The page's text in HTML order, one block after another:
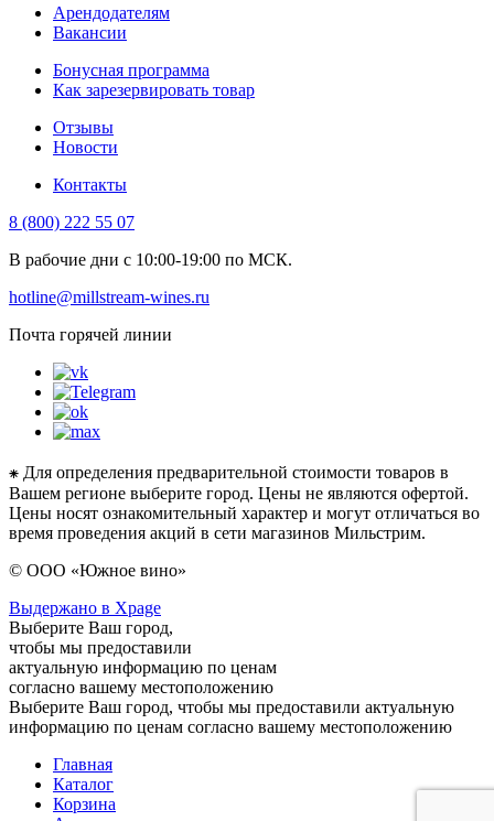
Арендодателям
Вакансии
Бонусная программа
Как зарезервировать товар
Отзывы
Новости
Контакты
8 (800) 222 55 07
В рабочие дни с 10:00-19:00 по МСК.
hotline@millstream-wines.ru
Почта горячей линии
⁕ Для определения предварительной стоимости товаров в
Вашем регионе выберите город. Цены не являются офертой.
Цены носят ознакомительный характер и могут отличаться во
время проведения акций в сети магазинов Мильстрим.
© ООО «Южное вино»
Выдержано в Xpage
Выберите Ваш город,
чтобы мы предоставили
актуальную информацию по ценам
согласно вашему местоположению
Выберите Ваш город, чтобы мы предоставили актуальную
информацию по ценам согласно вашему местоположению
Главная
Каталог
Корзина